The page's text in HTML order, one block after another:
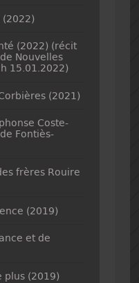
(2022)
(2022) (récit
Nouvelles
15.01.2022)
(2021)
Coste-
Fontiès-
frères Rouire
(2019)
et de
plus (2019)